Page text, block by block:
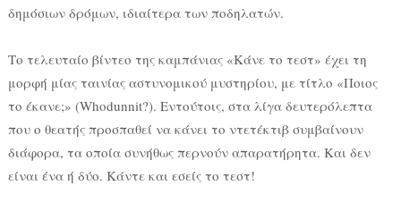
δημόσιων δρόμων, ιδιαίτερα των ποδηλατών.
Το τελευταίο βίντεο της καμπάνιας «Κάνε το τεστ» έχει τη
μορφή μίας ταινίας αστυνομικού μυστηρίου, με τίτλο «Ποιος
το έκανε;» (Whodunnit?). Εντούτοις, στα λίγα δευτερόλεπτα
που ο θεατής προσπαθεί να κάνει το ντετέκτιβ συμβαίνουν
διάφορα, τα οποία συνήθως περνούν απαρατήρητα. Και δεν
είναι ένα ή δύο. Κάντε και εσείς το τεστ!